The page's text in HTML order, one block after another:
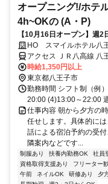
オープニング!/ホテ
4h~OKの (A・P)
【10月16日オープン】週
ルで受付バイト
HO スマイルホテル八
アクセス ＪＲ八高線 八
八王子南口徒歩約3分、
駅南口徒歩4分
時給1,350円以上
東京都八王子市
勤務時間 シフト制（例
20:00 (4)13:00～22:00
仕事内容 朝から夕方の
任せします。具体的に
話による宿泊予約の受
隣案内などです...
制服あり 扶養内勤務OK 社員
資格取得支援あり
フリーター
午前
ネイルOK 研修あり 夕